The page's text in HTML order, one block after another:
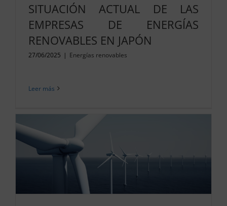
SITUACIÓN ACTUAL DE LAS
EMPRESAS DE ENERGÍAS
RENOVABLES EN JAPÓN
27/06/2025 | Energías renovables
Leer más